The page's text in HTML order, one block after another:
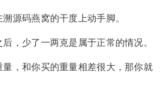
源码燕窝的干度上动手脚。
，少了一两克是属于正常的情况。
，和你买的重量相差很大，那你就